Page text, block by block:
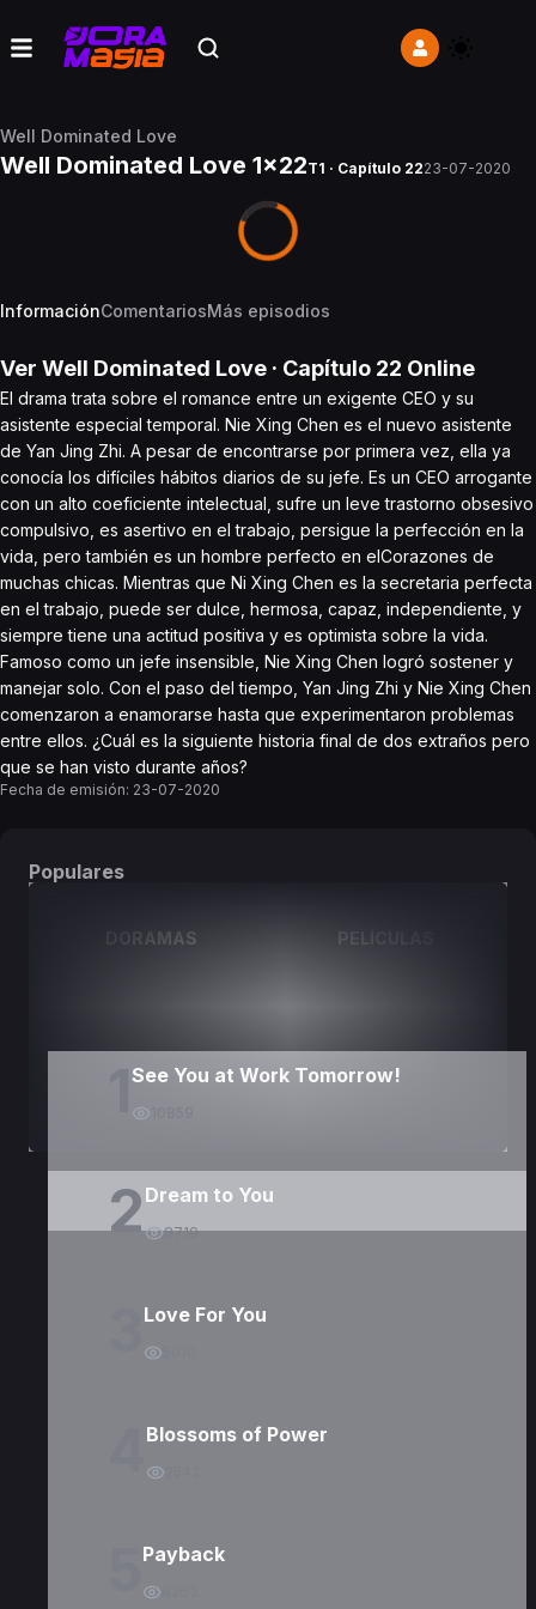
Well Dominated Love
Well Dominated Love 1x22T1 · Capítulo 2223-07-2020
InformaciónComentariosMás episodios
Ver Well Dominated Love · Capítulo 22 Online
El drama trata sobre el romance entre un exigente CEO y su
asistente especial temporal. Nie Xing Chen es el nuevo asistente
de Yan Jing Zhi. A pesar de encontrarse por primera vez, ella ya
conocía los difíciles hábitos diarios de su jefe. Es un CEO arrogante
con un alto coeficiente intelectual, sufre un leve trastorno obsesivo
compulsivo, es asertivo en el trabajo, persigue la perfección en la
vida, pero también es un hombre perfecto en elCorazones de
muchas chicas. Mientras que Ni Xing Chen es la secretaria perfecta
en el trabajo, puede ser dulce, hermosa, capaz, independiente, y
siempre tiene una actitud positiva y es optimista sobre la vida.
Famoso como un jefe insensible, Nie Xing Chen logró sostener y
manejar solo. Con el paso del tiempo, Yan Jing Zhi y Nie Xing Chen
comenzaron a enamorarse hasta que experimentaron problemas
entre ellos. ¿Cuál es la siguiente historia final de dos extraños pero
que se han visto durante años?
Fecha de emisión: 23-07-2020
Populares
DORAMAS PELÍCULAS
See You at Work Tomorrow!
2Dream to You
8719
Love For You
Blossoms of Power
Payback